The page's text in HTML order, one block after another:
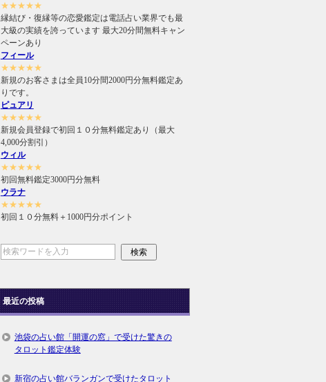
★★★★★
縁結び・復縁等の恋愛鑑定は電話占い業界でも最
大級の実績を誇っています 最大20分間無料キャン
ペーンあり
フィール
★★★★★
新規のお客さまは全員10分間2000円分無料鑑定あ
りです。
ピュアリ
★★★★★
新規会員登録で初回１０分無料鑑定あり（最大
4,000分割引）
ウィル
★★★★★
初回無料鑑定3000円分無料
ウラナ
★★★★★
初回１０分無料＋1000円分ポイント
最近の投稿
池袋の占い館「開運の窓」で受けた驚きの
タロット鑑定体験
新宿の占い館バランガンで受けたタロット